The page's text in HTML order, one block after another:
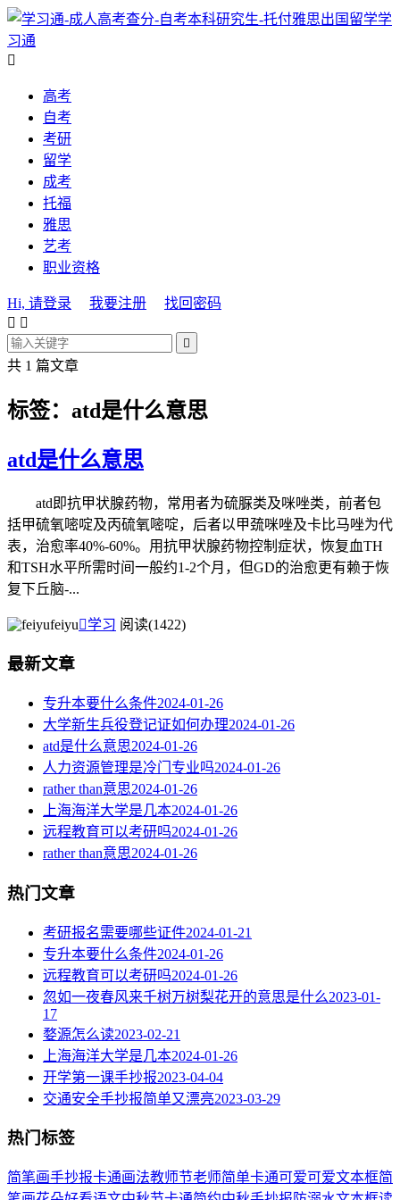
学
习通

高考
自考
考研
留学
成考
托福
雅思
艺考
职业资格
Hi, 请登录 我要注册
找回密码
 

共 1 篇文章
标签：atd是什么意思
atd是什么意思
atd即抗甲状腺药物，常用者为硫脲类及咪唑类，前者包
括甲硫氧嘧啶及丙硫氧嘧啶，后者以甲巯咪唑及卡比马唑为代
表，治愈率40%-60%。用抗甲状腺药物控制症状，恢复血TH
和TSH水平所需时间一般约1-2个月，但GD的治愈更有赖于恢
复下丘脑-...
feiyu学习 阅读(1422)
最新文章
专升本要什么条件2024-01-26
大学新生兵役登记证如何办理2024-01-26
atd是什么意思2024-01-26
人力资源管理是冷门专业吗2024-01-26
rather than意思2024-01-26
上海海洋大学是几本2024-01-26
远程教育可以考研吗2024-01-26
rather than意思2024-01-26
热门文章
考研报名需要哪些证件2024-01-21
专升本要什么条件2024-01-26
远程教育可以考研吗2024-01-26
忽如一夜春风来千树万树梨花开的意思是什么2023-01-
17
婺源怎么读2023-02-21
上海海洋大学是几本2024-01-26
开学第一课手抄报2023-04-04
交通安全手抄报简单又漂亮2023-03-29
热门标签
简笔画手抄报卡通画法教师节老师简单卡通可爱可爱文本框简